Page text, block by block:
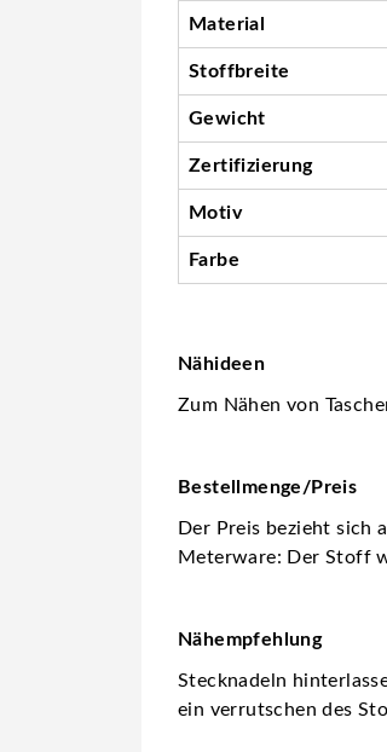
Material
Stoffbreite
Gewicht
Zertifizierung
Motiv
Farbe
Nähideen
Zum Nähen von
Bestellmenge/Preis
Der Preis bezieht sich
Meterware: Der Stoff
Nähempfehlung
Stecknadeln
ein verrutschen des